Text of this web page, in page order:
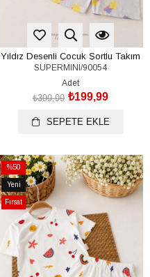
Yıldız Desenli Çocuk Şortlu Takım
(%100 Pamuk)(2-3-4-5 Yaş)
SUPERMINI/90054
Adet
₺199,99
₺399,99
SEPETE EKLE
%50
İndirim
%50İndirim
Yeni
Ürün
Fırsat
Ürünü